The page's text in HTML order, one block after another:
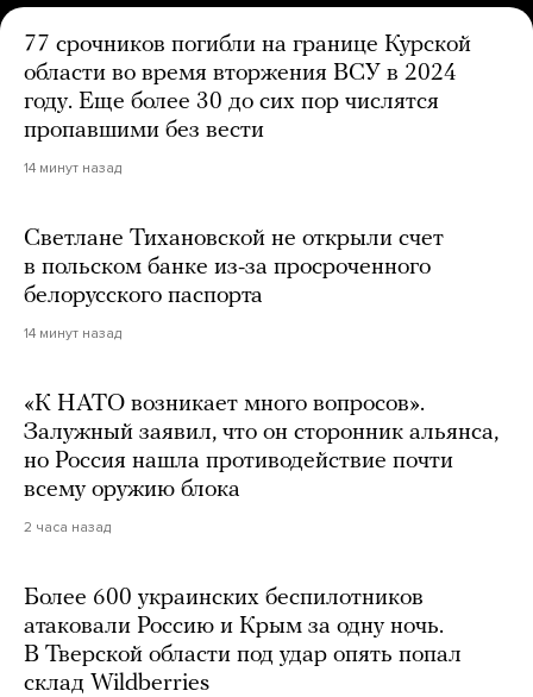
77 срочников погибли на границе Курской
области во время вторжения ВСУ в 2024
году. Еще более 30 до сих пор числятся
пропавшими без вести
14 минут назад
Светлане Тихановской не открыли счет
в польском банке из-за просроченного
белорусского паспорта
14 минут назад
«К НАТО возникает много вопросов».
Залужный заявил, что он сторонник альянса,
но Россия нашла противодействие почти
всему оружию блока
2 часа назад
Более 600 украинских беспилотников
атаковали Россию и Крым за одну ночь.
В Тверской области под удар опять попал
склад Wildberries